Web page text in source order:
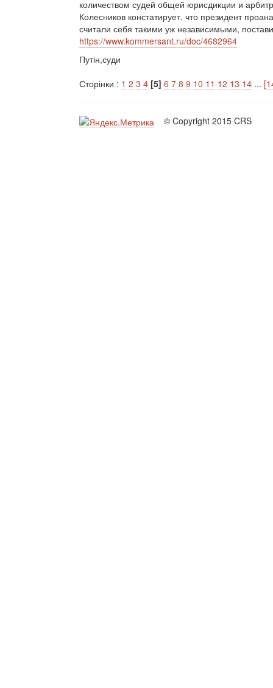
количеством судей общей юрисдикции и
Колесников констатирует, что президент
считали себя такими уж независимыми,
https://www.kommersant.ru/doc/4682964
Путін,суди
Сторінки : 1 2 3 4 [5] 6 7 8 9 10 11 12 13 14 ...
© Copyright 2015 CRS